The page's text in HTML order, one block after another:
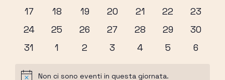
eventi
eventi
eventi eventi
eventi eventi eventi
0
eventi
17
0
eventi
18
0
eventi
19
0
eventi
20
0
eventi
21
0
eventi
22
0
eventi
23
0
eventi
24
0
eventi
25
0
eventi
26
0
eventi
27
0
eventi
28
0
eventi
29
0
eventi
30
0
31
0
1
0
2
0
3
0
4
0
5
0
6
Non ci sono eventi in questa giornata.